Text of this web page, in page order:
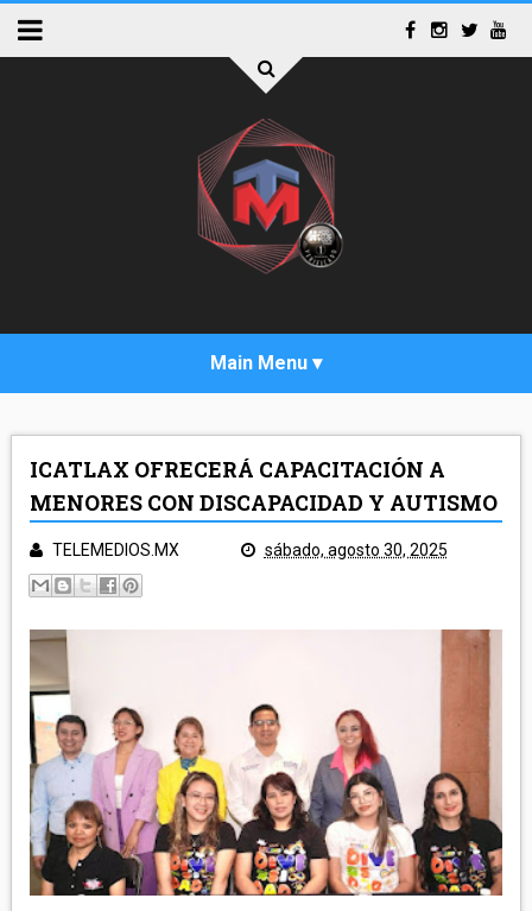
SALUD
ARTE Y CULTURA
TURISMO
DEPORTES
TLAXCALA
LEGISLATIVO
JUDICIAL
MUNICIPIOS
CAPITAL
REGIÓN ORIENTE
HUAMANTLA
NACIONAL
TELEMEDIOS TV
ICATLAX OFRECERÁ CAPACITACIÓN A
MENORES CON DISCAPACIDAD Y AUTISMO
TELEMEDIOS.MX sábado, agosto 30, 2025